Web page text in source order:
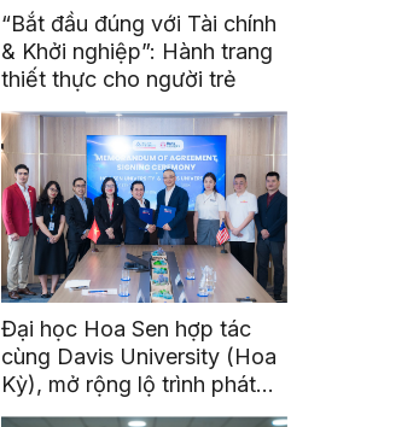
“Bắt đầu đúng với Tài chính
& Khởi nghiệp”: Hành trang
thiết thực cho người trẻ
Đại học Hoa Sen hợp tác
cùng Davis University (Hoa
Kỳ), mở rộng lộ trình phát
triển toàn cầu cho sinh viên